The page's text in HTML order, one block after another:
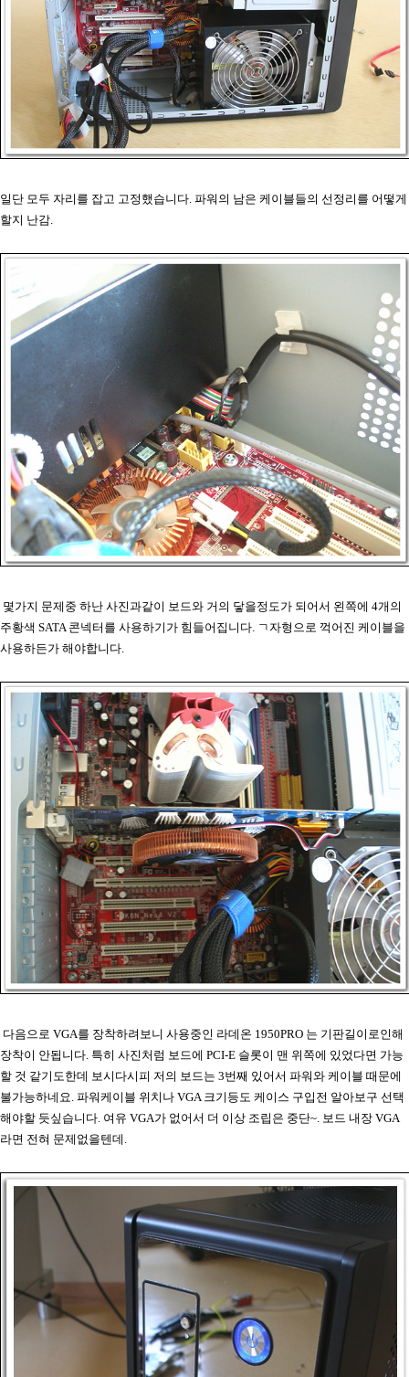
일단 모두 자리를 잡고 고정했습니다. 파워의 남은 케이블들의 선정리를 어떻게
할지 난감.
몇가지 문제중 하난 사진과같이 보드와 거의 닿을정도가 되어서 왼쪽에 4개의
주황색 SATA 콘넥터를 사용하기가 힘들어집니다. ㄱ자형으로 꺽어진 케이블을
사용하든가 해야합니다.
다음으로 VGA를 장착하려보니 사용중인 라데온 1950PRO 는 기판길이로인해
장착이 안됩니다. 특히 사진처럼 보드에 PCI-E 슬롯이 맨 위쪽에 있었다면 가능
할 것 같기도한데 보시다시피 저의 보드는 3번째 있어서 파워와 케이블 때문에
불가능하네요. 파워케이블 위치나 VGA 크기등도 케이스 구입전 알아보구 선택
해야할 듯싶습니다. 여유 VGA가 없어서 더 이상 조립은 중단~. 보드 내장 VGA
라면 전혀 문제없을텐데.